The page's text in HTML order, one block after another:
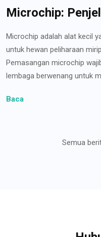
Microchip:
Microchip adalah alat kecil
untuk hewan peliharaan
Pemasangan microchip
lembaga berwenang untuk
Baca
Semua